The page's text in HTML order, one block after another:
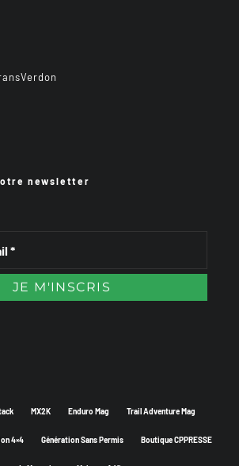
newsletter
MX2K Enduro Mag Trail Adventure Mag
4×4 Génération Sans Permis Boutique CPPRESSE